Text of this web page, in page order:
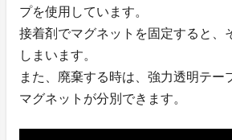
プを使用しています。
接着剤でマグネットを固定すると、
しまいます。
また、廃棄する時は、強力透明テー
マグネットが分別できます。